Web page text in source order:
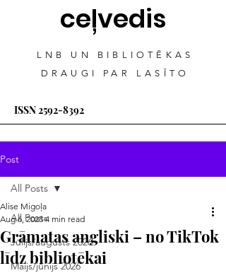
ceļvedis
LNB UN BIBLIOTĒKAS
DRAUGI PAR LASĪTO
ISSN2592-8392
Post
All Posts
Jūlijs/augusts 2026
Maijs/jūnijs 2026
All Posts
Grāmatas angliski – no TikTok
līdz bibliotēkai
Alise Migoļa
Aug 6, 2025 4 min read